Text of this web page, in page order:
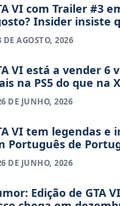
VI com Trailer #3
Insider insiste
novidades
DE AGOSTO, 2026
VI está a vender 6
na PS5 do que na
DE JUNHO, 2026
VI tem legendas e
Português de
diz página da Xbox
DE JUNHO, 2026
Edição de GTA